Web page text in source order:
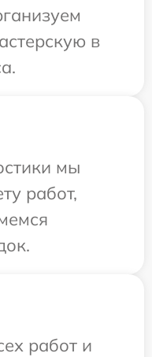
в
мы
работ,
работ и